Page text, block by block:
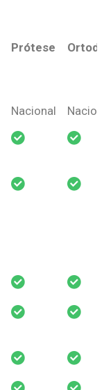
Prótese
Prótese
Nacional